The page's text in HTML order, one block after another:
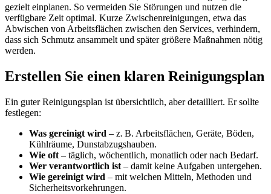
gezielt einplanen. So vermeiden Sie Störungen und nutzen die
verfügbare Zeit optimal. Kurze Zwischenreinigungen, etwa das
Abwischen von Arbeitsflächen zwischen den Services, verhindern,
dass sich Schmutz ansammelt und später größere Maßnahmen nötig
werden.
Erstellen Sie einen klaren Reinigungsplan
Ein guter Reinigungsplan ist übersichtlich, aber detailliert. Er sollte
festlegen:
Was gereinigt wird – z. B. Arbeitsflächen, Geräte, Böden,
Kühlräume, Dunstabzugshauben.
Wie oft – täglich, wöchentlich, monatlich oder nach Bedarf.
Wer verantwortlich ist – damit keine Aufgaben untergehen.
Wie gereinigt wird – mit welchen Mitteln, Methoden und
Sicherheitsvorkehrungen.